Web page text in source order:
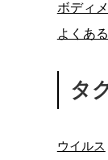
ボディ
よくあ
タ
ウイルス